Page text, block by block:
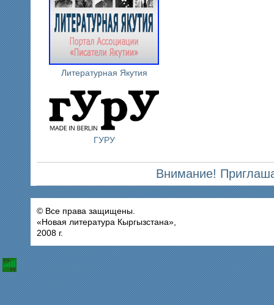
Литературная Якутия
ГУРУ
Внимание!
© Все права защищены.
«Новая литература Кыргызстана»,
2008 г.